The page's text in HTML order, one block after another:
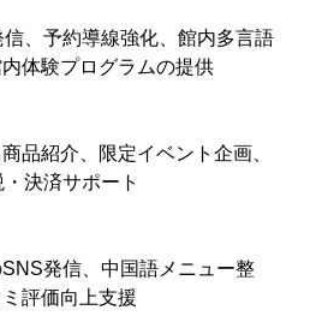
、予約導線強化、館内多言語
体験プログラムの提供
品紹介、限定イベント企画、
決済サポート
発信、中国語メニュー整
評価向上支援